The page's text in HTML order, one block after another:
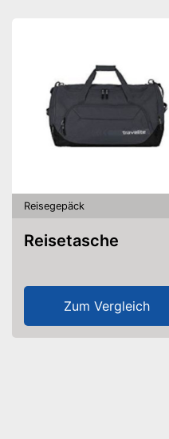
Reisegepäck
Reisetasche
Zum Vergleich